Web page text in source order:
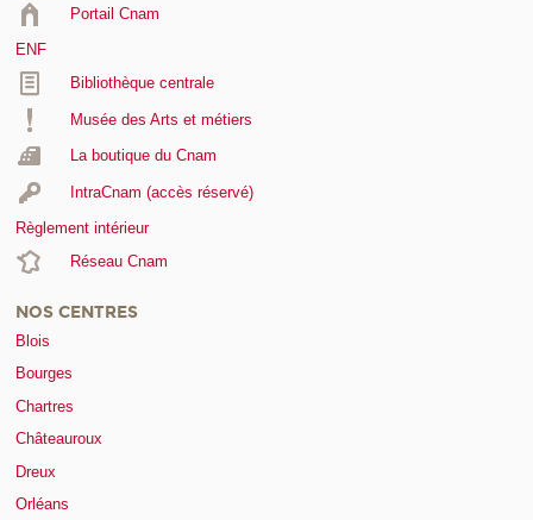
Portail Cnam
ENF
Bibliothèque centrale
Musée des Arts et métiers
La boutique du Cnam
IntraCnam (accès réservé)
Règlement intérieur
Réseau Cnam
NOS CENTRES
Blois
Bourges
Chartres
Châteauroux
Dreux
Orléans